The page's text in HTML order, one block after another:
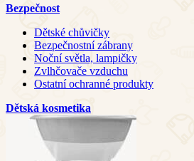
Bezpečnost
Dětské chůvičky
Bezpečnostní zábrany
Noční světla, lampičky
Zvlhčovače vzduchu
Ostatní ochranné produkty
Dětská kosmetika